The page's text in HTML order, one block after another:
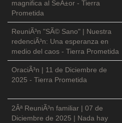
magnifica al SeÃ±or - Tierra
Prometida
ReuniÃ³n "SÃ© Sano" | Nuestra
redenciÃ³n: Una esperanza en
medio del caos - Tierra Prometida
OraciÃ³n | 11 de Diciembre de
2025 - Tierra Prometida
2Âª ReuniÃ³n familiar | 07 de
Diciembre de 2025 | Nada hay